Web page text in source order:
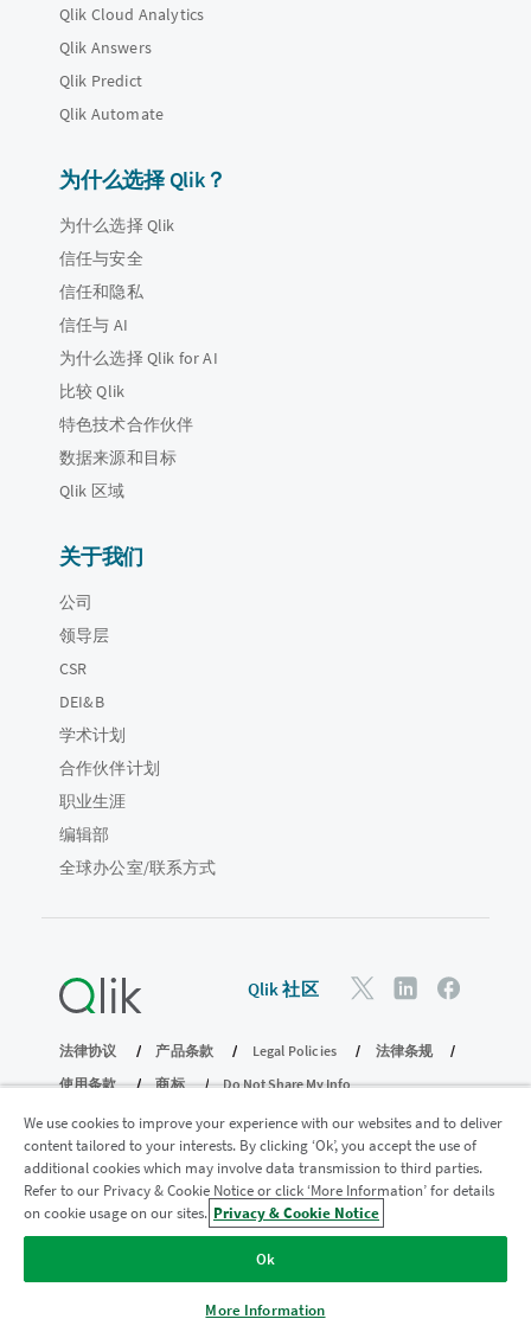
Qlik Cloud Analytics
Qlik Answers
Qlik Predict
Qlik Automate
为什么选择 Qlik？
为什么选择 Qlik
信任与安全
信任和隐私
信任与 AI
为什么选择 Qlik for AI
比较 Qlik
特色技术合作伙伴
数据来源和目标
Qlik 区域
关于我们
公司
领导层
CSR
DEI&B
学术计划
合作伙伴计划
职业生涯
编辑部
全球办公室/联系方式
Qlik 社区
法律协议 产品条款 Legal Policies
法律条规
使用条款
商标
Do Not Share My Info
版权所有 © 1993-2026 QlikTech International AB。保留所有权利。
加入分析现代化计划
使用分析现代化计划实现现代化，同时不损害您宝贵的
QlikView 应用程序。
We use cookies to improve your experience with our websites and to deliver
content tailored to your interests. By clicking ‘Ok’, you accept the use of
additional cookies which may involve data transmission to third parties.
Refer to our Privacy & Cookie Notice or click ‘More Information’ for details
on cookie usage on our sites. Privacy & Cookie Notice
Ok
More Information